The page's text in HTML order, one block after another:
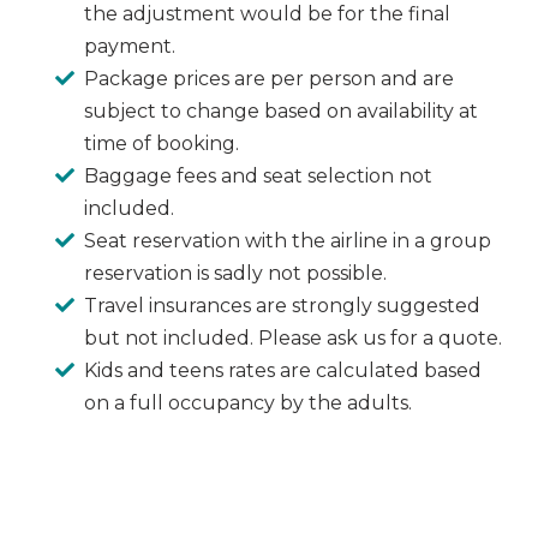
the adjustment would be for the final
payment.
Package prices are per person and are
subject to change based on availability at
time of booking.
Baggage fees and seat selection not
included.
Seat reservation with the airline in a group
reservation is sadly not possible.
Travel insurances are strongly suggested
but not included. Please ask us for a quote.
Kids and teens rates are calculated based
on a full occupancy by the adults.